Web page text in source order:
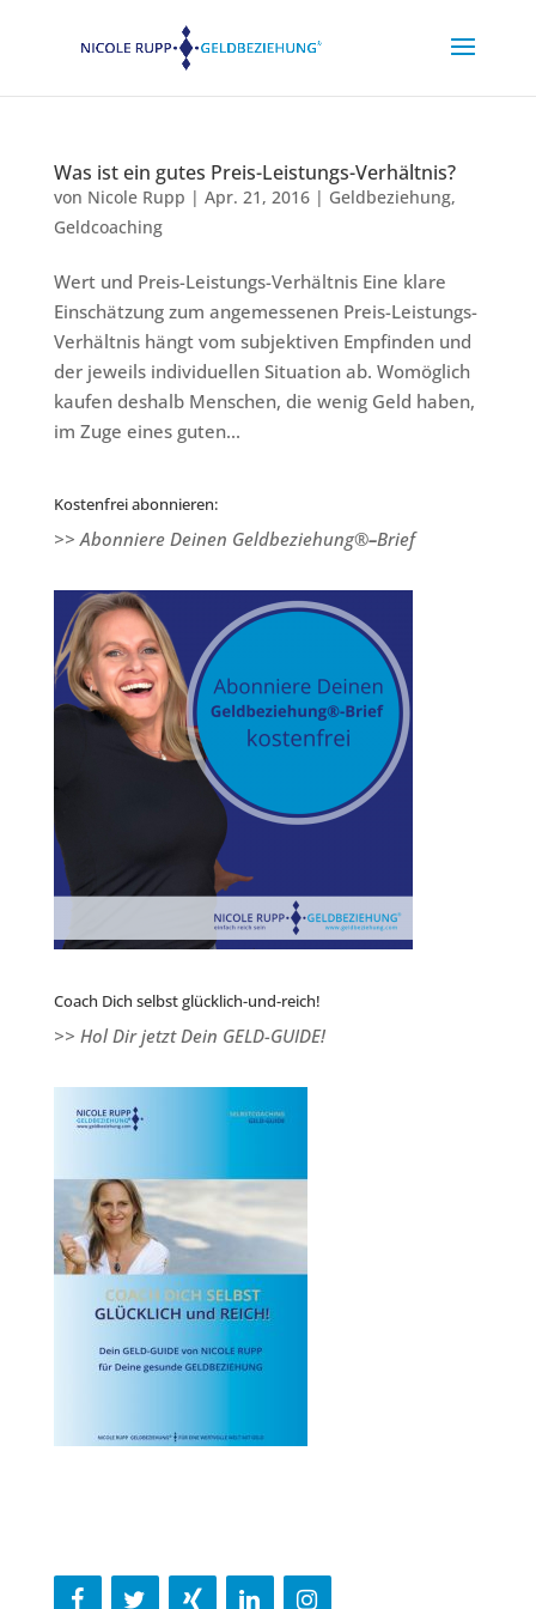
Was ist ein gutes Preis-Leistungs-Verhältnis?
von Nicole Rupp | Apr. 21, 2016| Geldbeziehung,
Geldcoaching
Wert und Preis-Leistungs-Verhältnis Eine klare
Einschätzung zum angemessenen Preis-Leistungs-
Verhältnis hängt vom subjektiven Empfinden und
der jeweils individuellen Situation ab. Womöglich
kaufen deshalb Menschen, die wenig Geld haben,
im Zuge eines guten...
Kostenfrei abonnieren:
>> Abonniere Deinen Geldbeziehung®–Brief
Coach Dich selbst glücklich-und-reich!
>> Hol Dir jetzt Dein GELD-GUIDE!